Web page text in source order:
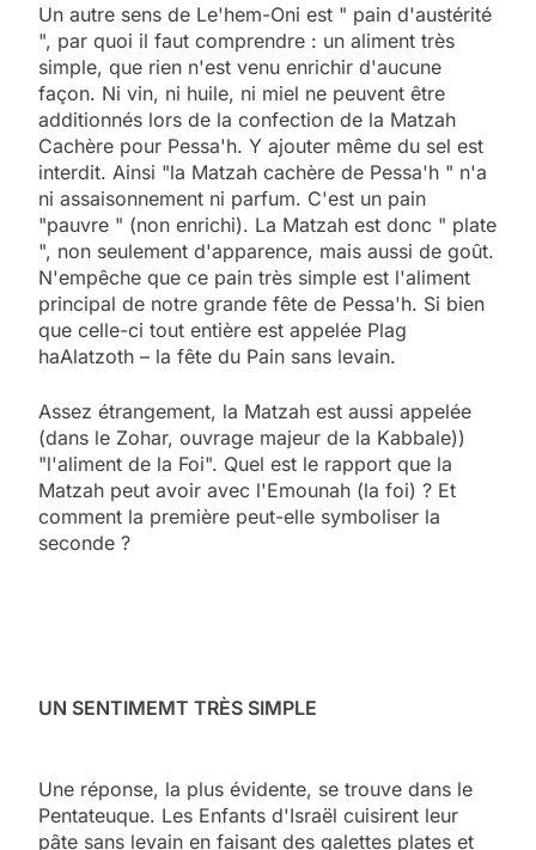
Un autre sens de Le'hem-Oni est " pain d'austérité
", par quoi il faut comprendre : un aliment très
simple, que rien n'est venu enrichir d'aucune
façon. Ni vin, ni huile, ni miel ne peuvent être
additionnés lors de la confection de la Matzah
Cachère pour Pessa'h. Y ajouter même du sel est
interdit. Ainsi "la Matzah cachère de Pessa'h " n'a
ni assaisonnement ni parfum. C'est un pain
"pauvre " (non enrichi). La Matzah est donc " plate
", non seulement d'apparence, mais aussi de goût.
N'empêche que ce pain très simple est l'aliment
principal de notre grande fête de Pessa'h. Si bien
que celle-ci tout entière est appelée Plag
haAlatzoth – la fête du Pain sans levain.
Assez étrangement, la Matzah est aussi appelée
(dans le Zohar, ouvrage majeur de la Kabbale))
"l'aliment de la Foi". Quel est le rapport que la
Matzah peut avoir avec l'Emounah (la foi) ? Et
comment la première peut-elle symboliser la
seconde ?
UN SENTIMEMT TRÈS SIMPLE
Une réponse, la plus évidente, se trouve dans le
Pentateuque. Les Enfants d'Israël cuisirent leur
pâte sans levain en faisant des galettes plates et